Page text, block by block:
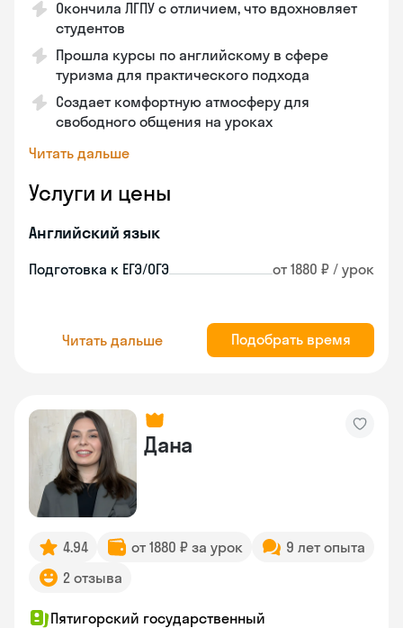
Окончила ЛГПУ с отличием, что вдохновляет
студентов
Прошла курсы по английскому в сфере
туризма для практического подхода
Создает комфортную атмосферу для
свободного общения на уроках
Читать дальше
Услуги и цены
Английский язык
Подготовка к ЕГЭ/ОГЭ от 1880 ₽ / урок
Читать дальше Подобрать время
Дана
4.94 от 1880 ₽ за урок
9 лет опыта
2 отзыва
Пятигорский государственный